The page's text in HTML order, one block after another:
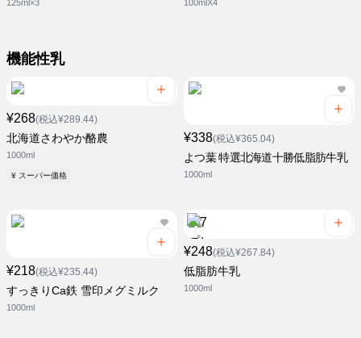
125ml×3 100mlX4
機能性乳
¥268(税込¥289.44)
北海道さわやか酪農
1000ml
¥ スーパー価格
¥338(税込¥365.04)
よつ葉 特選北海道十勝低脂肪牛乳
1000ml
¥218(税込¥235.44)
すっきりCa鉄 雪印メグミルク
1000ml
¥248(税込¥267.84)
低脂肪牛乳
1000ml